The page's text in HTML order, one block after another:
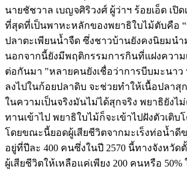
นายชัชวาล เบญจศิริวงศ์ ผู้ว่าฯ ร้อยเอ็ด เปิด
ที่สุดที่เป็นพาหะหลักของพยาธิใบไม้ตับคือ
ปลาตะเพียนน้ำจืด ซึ่งชาวบ้านยังคงนิยมน
นอกจากนี้ยังมีพฤติกรรมการกินที่แฝงควา
ต่อกันมา "หลายคนยังเชื่อว่าการบีบมะนาว
ลงไปในก้อยปลาดิบ จะช่วยทำให้เนื้อปลาสุ
ในความเป็นจริงมันไม่ได้สุกจริง พยาธิยังไม่
ทานเข้าไป พยาธิใบไม้ก็จะเข้าไปฝังตัวเติบ
โดยขณะนี้ยอดผู้เสียชีวิตจากมะเร็งท่อน้ำดี
อยู่ที่ปีละ 400 คนซึ่งในปี 2570 นี้ทางจังหวัด
ผู้เสียชีวิตให้เหลือแค่เพียง 200 คนหรือ